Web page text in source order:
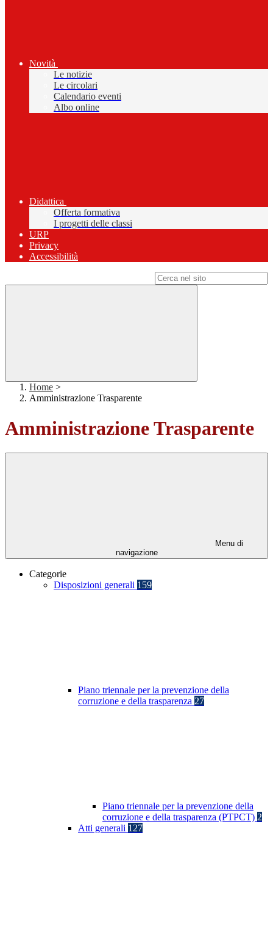
Novità
Le notizie
Le circolari
Calendario eventi
Albo online
Didattica
Offerta formativa
I progetti delle classi
URP
Privacy
Accessibilità
Home >
Amministrazione Trasparente
Amministrazione Trasparente
Menu di
navigazione
Categorie
Disposizioni generali 159
Piano triennale per la prevenzione della
corruzione e della trasparenza 27
Piano triennale per la prevenzione della
corruzione e della trasparenza (PTPCT) 2
Atti generali 127